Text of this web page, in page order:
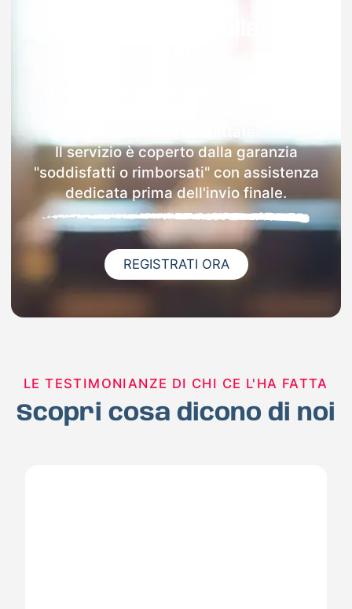
Il servizio è coperto dalla garanzia
"soddisfatti o rimborsati" con assistenza
dedicata prima dell'invio finale.
REGISTRATI ORA
LE TESTIMONIANZE DI CHI CE L'HA FATTA
Scopri cosa dicono di noi